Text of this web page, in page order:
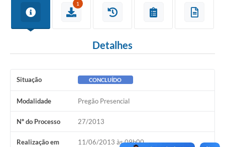
1
Detalhes
Situação CONCLUÍDO
Modalidade Pregão Presencial
Nº do Processo 27/2013
Realização em 11/06/2013 às 09h00